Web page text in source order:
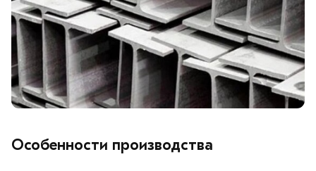
Особенности производства